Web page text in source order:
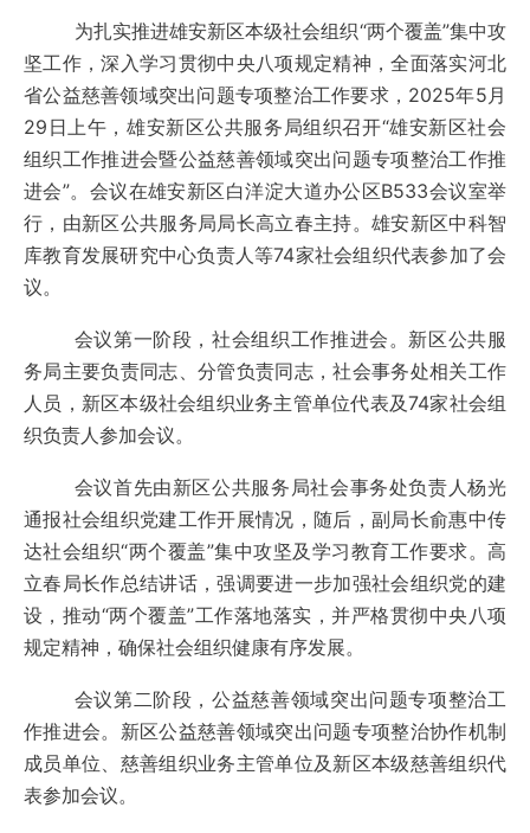
为扎实推进雄安新区本级社会组织“两个覆盖”集中攻
坚工作，深入学习贯彻中央八项规定精神，全面落实河北
省公益慈善领域突出问题专项整治工作要求，2025年5月
29日上午，雄安新区公共服务局组织召开“雄安新区社会
组织工作推进会暨公益慈善领域突出问题专项整治工作推
进会”。会议在雄安新区白洋淀大道办公区B533会议室举
行，由新区公共服务局局长高立春主持。雄安新区中科智
库教育发展研究中心负责人等74家社会组织代表参加了会
议。
会议第一阶段，社会组织工作推进会。新区公共服
务局主要负责同志、分管负责同志，社会事务处相关工作
人员，新区本级社会组织业务主管单位代表及74家社会组
织负责人参加会议。
会议首先由新区公共服务局社会事务处负责人杨光
通报社会组织党建工作开展情况，随后，副局长俞惠中传
达社会组织“两个覆盖”集中攻坚及学习教育工作要求。高
立春局长作总结讲话，强调要进一步加强社会组织党的建
设，推动“两个覆盖”工作落地落实，并严格贯彻中央八项
规定精神，确保社会组织健康有序发展。
会议第二阶段，公益慈善领域突出问题专项整治工
作推进会。新区公益慈善领域突出问题专项整治协作机制
成员单位、慈善组织业务主管单位及新区本级慈善组织代
表参加会议。